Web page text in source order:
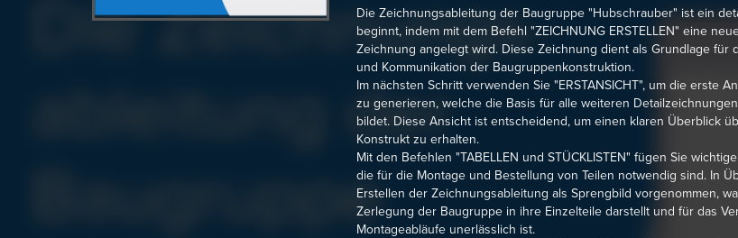
Die Zeichnungsableitung der Baugruppe "Hubschrauber" ist ein
beginnt, indem mit dem Befehl "ZEICHNUNG ERSTELLEN" eine
Zeichnung angelegt wird. Diese Zeichnung dient als Grundlage für
und Kommunikation der Baugruppenkonstruktion.
Im nächsten Schritt verwenden Sie "ERSTANSICHT", um die erste
zu generieren, welche die Basis für alle weiteren
bildet. Diese Ansicht ist entscheidend, um einen klaren Überblick
Konstrukt zu erhalten.
Mit den Befehlen "TABELLEN und STÜCKLISTEN" fügen Sie
die für die Montage und Bestellung von Teilen notwendig sind. In
Erstellen der Zeichnungsableitung als Sprengbild vorgenommen,
Zerlegung der Baugruppe in ihre Einzelteile darstellt und für das
Montageabläufe unerlässlich ist.